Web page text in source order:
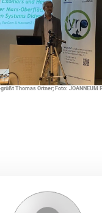
Thomas Ortner; Foto: JOANNEUM